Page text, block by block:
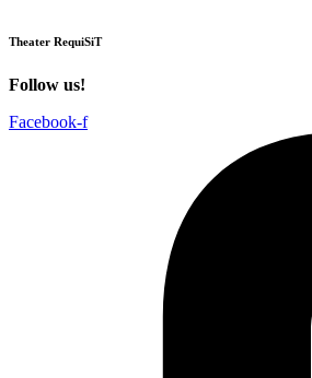
Theater RequiSiT
Follow us!
Facebook-f